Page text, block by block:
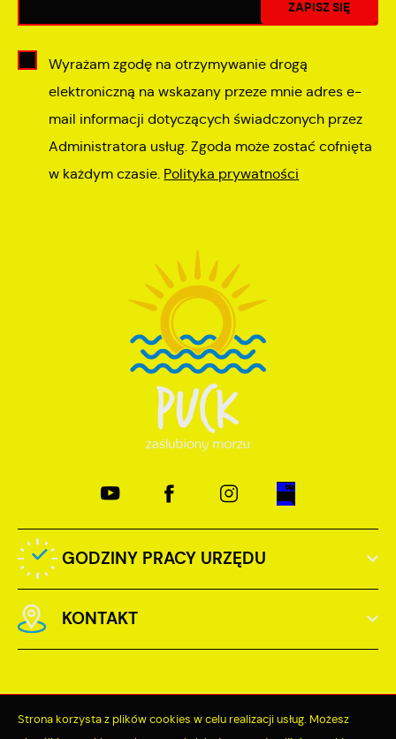
Wyrażam zgodę na otrzymywanie drogą
elektroniczną na wskazany przeze mnie adres e-
mail informacji dotyczących świadczonych przez
Administratora usług. Zgoda może zostać cofnięta
w każdym czasie. Polityka prywatności
GODZINY PRACY URZĘDU
KONTAKT
Strona korzysta z plików cookies w celu realizacji usług. Możesz